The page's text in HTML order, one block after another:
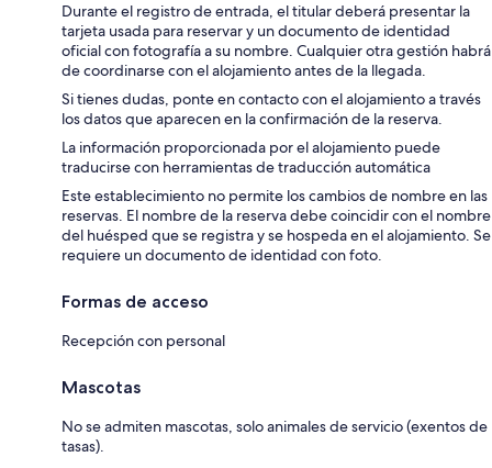
Durante el registro de entrada, el titular deberá presentar la
tarjeta usada para reservar y un documento de identidad
oficial con fotografía a su nombre. Cualquier otra gestión habrá
de coordinarse con el alojamiento antes de la llegada.
Si tienes dudas, ponte en contacto con el alojamiento a través
los datos que aparecen en la confirmación de la reserva.
La información proporcionada por el alojamiento puede
traducirse con herramientas de traducción automática
Este establecimiento no permite los cambios de nombre en las
reservas. El nombre de la reserva debe coincidir con el nombre
del huésped que se registra y se hospeda en el alojamiento. Se
requiere un documento de identidad con foto.
Formas de acceso
Recepción con personal
Mascotas
No se admiten mascotas, solo animales de servicio (exentos de
tasas).